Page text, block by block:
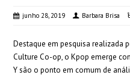
junho 28, 2019 Barbara Brisa
Destaque em pesquisa realizada
Culture Co-op, o Kpop emerge
Y são o ponto em comum de